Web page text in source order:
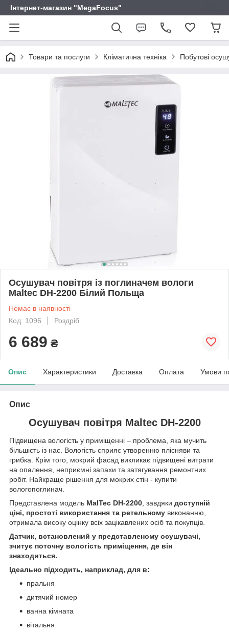
Інтернет-магазин "MegaFocus"
Товари та послуги Кліматична техніка Побутові
Осушувач повітря із поглиначем вологи
Maltec DH-2200 Білий Польща
Немає в наявності
Код: 1096
Роздріб
6 689 ₴
Опис Характеристики Доставка Оплата Умови
Опис
Осушувач повітря Maltec DH-2200
Підвищена вологість у приміщенні – проблема, яка мучить
більшість із нас. Вологість сприяє утворенню плісняви та
грибка. Крім того, мокрий фасад викликає підвищені витрати
на опалення, неприємні запахи та затягування ремонтних
робіт. Найкраще рішення для мокрих стін - купити
вологопоглинач.
Представлена модель MalTec DH-2200, завдяки доступній
ціні, простоті використання та ретельному виконанню,
отримала високу оцінку всіх зацікавлених осіб та покупців.
Датчик, встановлений у представленому осушувачі,
зчитує поточну вологість приміщення, де він
знаходиться.
Ідеально підходить, наприклад, для в:
пральня
дитячий номер
ванна кімната
вітальня